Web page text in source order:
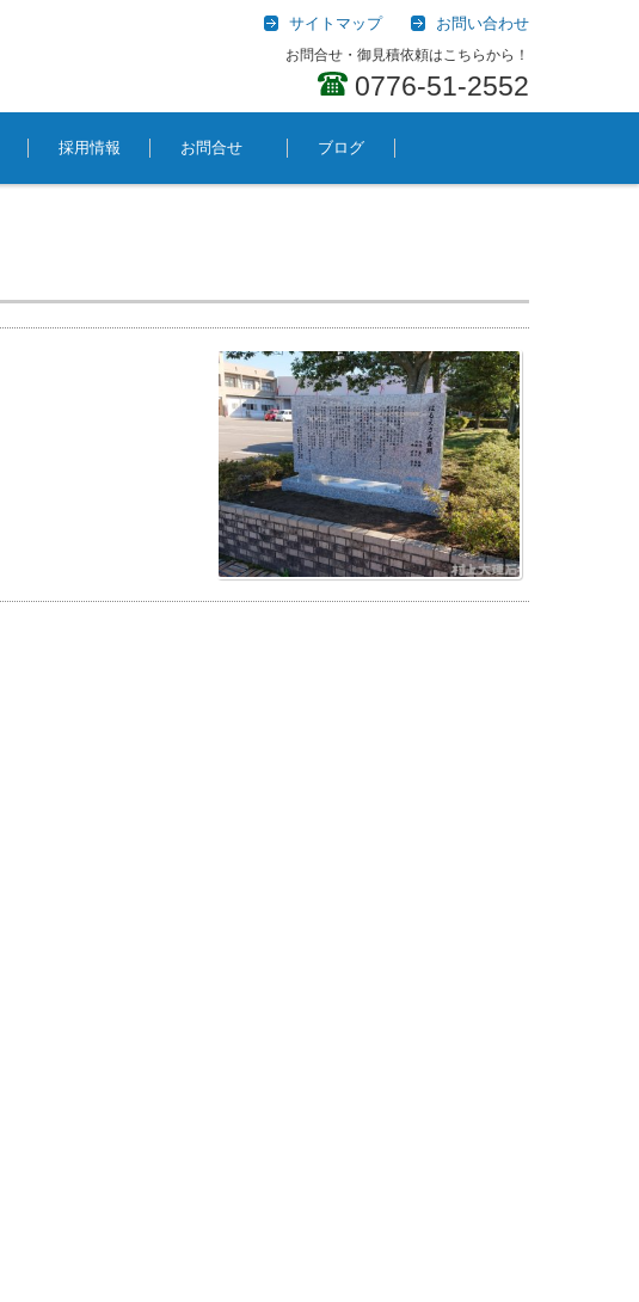
サイトマップ お問い合わせ
お問合せ・御見積依頼はこちらから！
0776-51-2552
採用情報 お問合せ ブログ